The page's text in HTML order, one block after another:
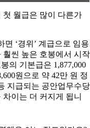
첫 월급은 많이 다른가
‘경위’ 계급으로 임용
씬 높은 호봉에서 시작
의 기본급은 1,877,000
원으로 약 42만 원 정
지급되는 공안업무수당
이는 더 커지게 됩니